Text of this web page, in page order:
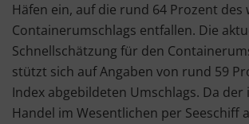
Häfen ein, auf die rund 64 Prozent des
Containerumschlags entfallen. Die
Schnellschätzung für den
stützt sich auf Angaben von rund 59
Index abgebildeten Umschlags. Da
Handel im Wesentlichen per Seeschiff